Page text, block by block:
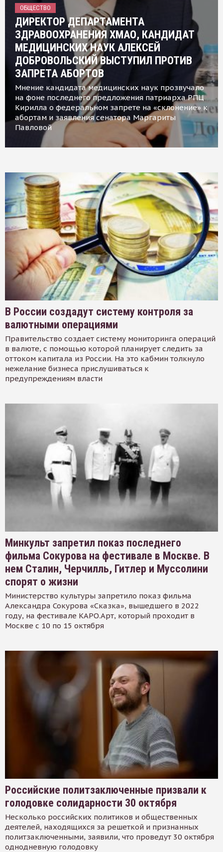
ОБЩЕСТВО
ДИРЕКТОР ДЕПАРТАМЕНТА
ЗДРАВООХРАНЕНИЯ ХМАО, КАНДИДАТ
МЕДИЦИНСКИХ НАУК АЛЕКСЕЙ
ДОБРОВОЛЬСКИЙ ВЫСТУПИЛ ПРОТИВ
ЗАПРЕТА АБОРТОВ
Мнение кандидата медицинских наук прозвучало
на фоне последнего предложения патриарха РПЦ
Кирилла о федеральном запрете на «склонение» к
абортам и заявления сенатора Маргариты
Павловой
В России создадут систему контроля за
валютными операциями
Правительство создает систему мониторинга операций
в валюте, с помощью которой планирует следить за
оттоком капитала из России. На это кабмин толкнуло
нежелание бизнеса прислушиваться к
предупреждениям власти
Минкульт запретил показ последнего
фильма Сокурова на фестивале в Москве. В
нем Сталин, Черчилль, Гитлер и Муссолини
спорят о жизни
Министерство культуры запретило показ фильма
Александра Сокурова «Сказка», вышедшего в 2022
году, на фестивале КАРО.Арт, который проходит в
Москве с 10 по 15 октября
Российские политзаключенные призвали к
голодовке солидарности 30 октября
Несколько российских политиков и общественных
деятелей, находящихся за решеткой и признанных
политзаключенными, заявили, что проведут 30 октября
однодневную голодовку